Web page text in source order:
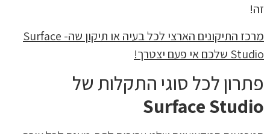
זה!
מרכז התיקונים הארצי לכל בעיה או תיקון שה- Surface
Studio שלכם אי פעם יצטרך!
פתרון לכל סוגי התקלות של
Surface Studio